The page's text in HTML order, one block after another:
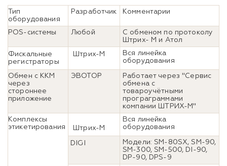
Тип
оборудования
Разработчик Комментарии
POS-системы Любой
С обменом по протоколу
Штрих- М и Атол
Фискальные
регистраторы
Штрих-М
Вся линейка
оборудования
Обмен с ККМ
через
стороннее
приложение
ЭВОТОР
Работает через "Сервис
обмена с
товароучётными
програграммами
компании ШТРИХ-М"
Комплексы
этикетирования
Штрих-М
Вся линейка
оборудования
DIGI
Модели: SM-80SX, SM-90,
SM-300, SM-500, DI-90,
DP-90, DPS-9